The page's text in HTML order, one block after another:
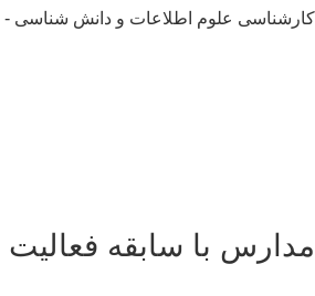
علوم اطلاعات و دانش شناسی -
با سابقه فعالیت